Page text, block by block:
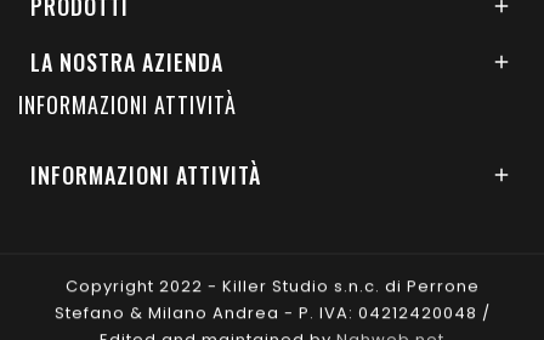

LA NOSTRA AZIENDA 
INFORMAZIONI ATTIVITÀ
INFORMAZIONI ATTIVITÀ 
Copyright 2022 - Killer Studio s.n.c. di Perrone
Stefano & Milano Andrea - P. IVA: 04212420048 /